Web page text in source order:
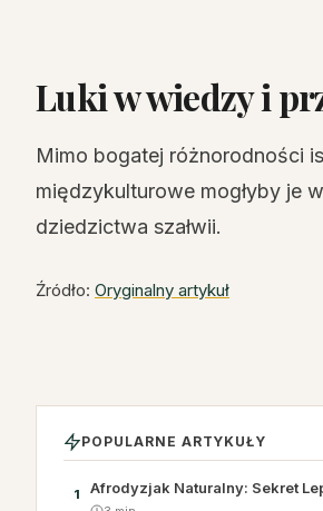
Luki w wiedzy i
Mimo bogatej różnorodności
międzykulturowe mogłyby je
dziedzictwa szałwii.
Źródło: Oryginalny artykuł
POPULARNE ARTYKUŁY
1 Afrodyzjak Naturalny: Sekret